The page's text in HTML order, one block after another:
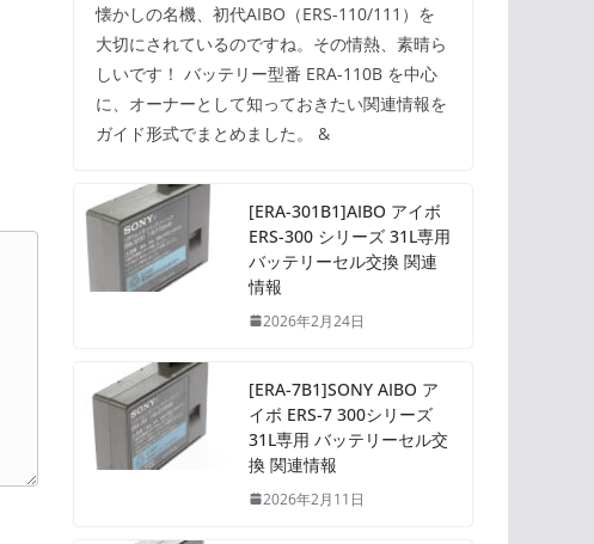
懐かしの名機、初代AIBO（ERS-110/111）を
大切にされているのですね。その情熱、素晴ら
しいです！ バッテリー型番 ERA-110B を中心
に、オーナーとして知っておきたい関連情報を
ガイド形式でまとめました。 &
[ERA-301B1]AIBO アイボ
ERS-300 シリーズ 31L専用
バッテリーセル交換 関連
情報
2026年2月24日
[ERA-7B1]SONY AIBO ア
イボ ERS-7 300シリーズ
31L専用 バッテリーセル交
換 関連情報
2026年2月11日